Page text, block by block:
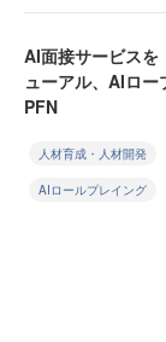
AI面接サービスを
ューアル、AIロ
PFN
人材育成・人材開発
AIロールプレイング